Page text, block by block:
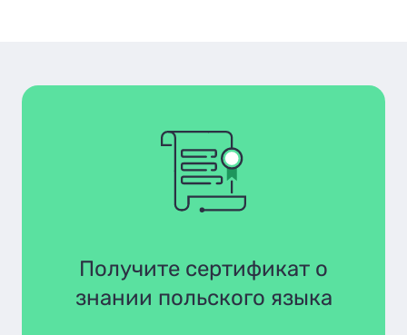
Получите сертификат о
знании польского языка